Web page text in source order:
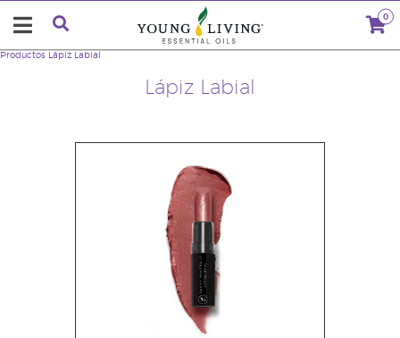
0
Lápiz Labial
Productos Lápiz Labial